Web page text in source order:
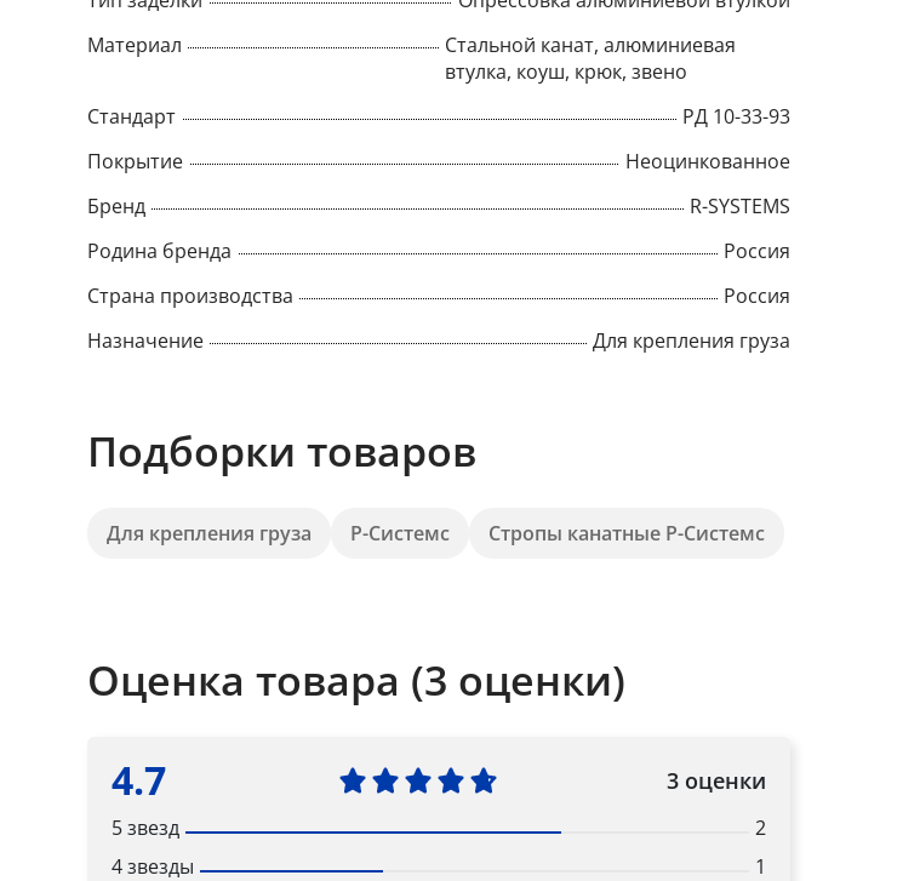
Материал
Стальной канат, алюминиевая
втулка, коуш, крюк, звено
Стандарт
РД 10-33-93
Покрытие
Неоцинкованное
Бренд
R-SYSTEMS
Родина бренда
Россия
Страна производства
Россия
Назначение
Для крепления груза
Подборки товаров
Для крепления груза Р-Системс Стропы канатные Р-Системс
Оценка товара (3 оценки)
4.7 3 оценки
5 звезд
2
4 звезды
1
Popup Content